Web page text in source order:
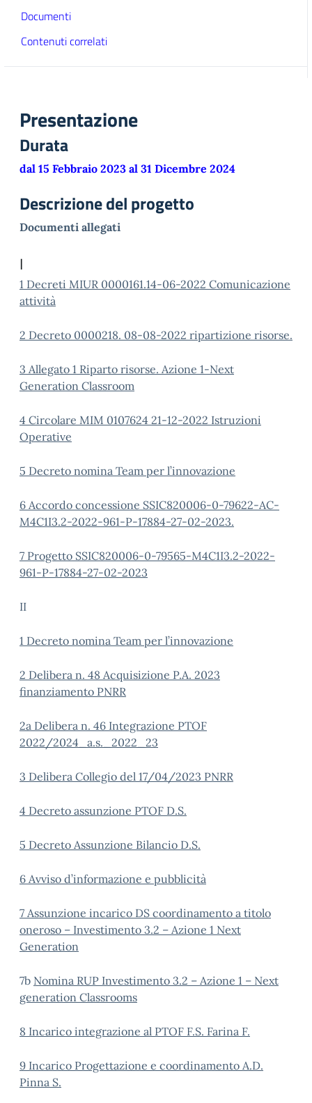
Documenti
Contenuti correlati
Presentazione
Durata
dal 15 Febbraio 2023 al 31 Dicembre 2024
Descrizione del progetto
Documenti allegati
I
1 Decreti MIUR 0000161.14-06-2022 Comunicazione
attività
2 Decreto 0000218. 08-08-2022 ripartizione risorse.
3 Allegato 1 Riparto risorse. Azione 1-Next
Generation Classroom
4 Circolare MIM 0107624 21-12-2022 Istruzioni
Operative
5 Decreto nomina Team per l’innovazione
6 Accordo concessione SSIC820006-0-79622-AC-
M4C1I3.2-2022-961-P-17884-27-02-2023.
7 Progetto SSIC820006-0-79565-M4C1I3.2-2022-
961-P-17884-27-02-2023
II
1 Decreto nomina Team per l’innovazione
2 Delibera n. 48 Acquisizione P.A. 2023
finanziamento PNRR
2a Delibera n. 46 Integrazione PTOF
2022/2024_a.s._2022_23
3 Delibera Collegio del 17/04/2023 PNRR
4 Decreto assunzione PTOF D.S.
5 Decreto Assunzione Bilancio D.S.
6 Avviso d’informazione e pubblicità
7 Assunzione incarico DS coordinamento a titolo
oneroso – Investimento 3.2 – Azione 1 Next
Generation
7b Nomina RUP Investimento 3.2 – Azione 1 – Next
generation Classrooms
8 Incarico integrazione al PTOF F.S. Farina F.
9 Incarico Progettazione e coordinamento A.D.
Pinna S.